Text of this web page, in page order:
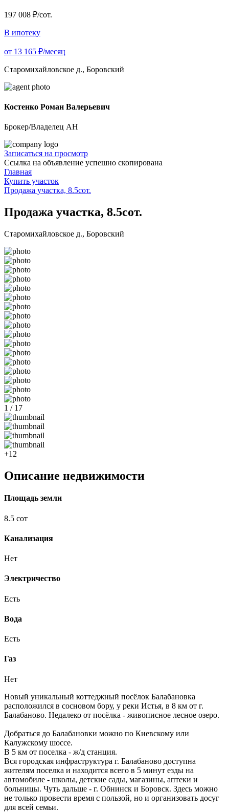
197 008 ₽/сот.
В ипотеку
от 13 165 ₽/месяц
Старомихайловское д., Боровский
Костенко Роман Валерьевич
Брокер/Владелец АН
Записаться на просмотр
Ссылка на объявление успешно скопирована
Главная
Купить участок
Продажа участка, 8.5сот.
Продажа участка, 8.5сот.
Старомихайловское д., Боровский
1 / 17
+12
Описание недвижимости
Площадь земли
8.5 сот
Канализация
Нет
Электричество
Есть
Вода
Есть
Газ
Нет
Новый уникальный коттеджный посёлок Балабановка
расположился в сосновом бору, у реки Истья, в 8 км от г.
Балабаново. Недалеко от посёлка - живописное лесное озеро.
Добраться до Балабановки можно по Киевскому или
Калужскому шоссе.
В 5 км от поселка - ж/д станция.
Вся городская инфраструктура г. Балабаново доступна
жителям поселка и находится всего в 5 минут езды на
автомобиле - школы, детские сады, магазины, аптеки и
больницы. Чуть дальше - г. Обнинск и Боровск. Здесь можно
не только провести время с пользой, но и организовать досуг
для всей семьи.